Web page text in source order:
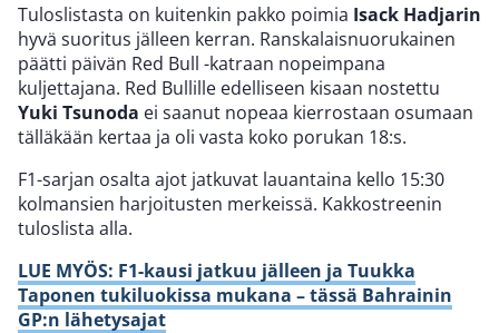
Tuloslistasta on kuitenkin pakko poimia Isack Hadjarin
hyvä suoritus jälleen kerran. Ranskalaisnuorukainen
päätti päivän Red Bull -katraan nopeimpana
kuljettajana. Red Bullille edelliseen kisaan nostettu
Yuki Tsunoda ei saanut nopeaa kierrostaan osumaan
tälläkään kertaa ja oli vasta koko porukan 18:s.
F1-sarjan osalta ajot jatkuvat lauantaina kello 15:30
kolmansien harjoitusten merkeissä. Kakkostreenin
tuloslista alla.
LUE MYÖS: F1-kausi jatkuu jälleen ja Tuukka
Taponen tukiluokissa mukana – tässä Bahrainin
GP:n lähetysajat